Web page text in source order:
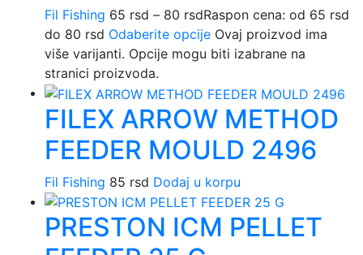
Fil Fishing 65 rsd – 80 rsdRaspon cena: od 65 rsd
do 80 rsd Odaberite opcije Ovaj proizvod ima
više varijanti. Opcije mogu biti izabrane na
stranici proizvoda.
FILEX ARROW METHOD
FEEDER MOULD 2496
Fil Fishing 85 rsd Dodaj u korpu
PRESTON ICM PELLET